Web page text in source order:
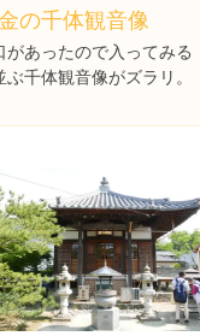
の千体観音像
あったので入ってみる
千体観音像がズラリ。